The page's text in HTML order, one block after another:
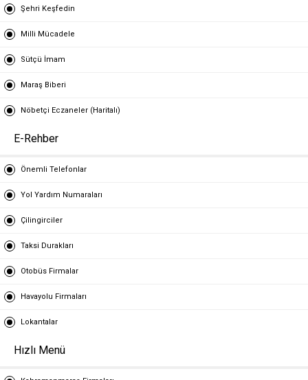
Şehri Keşfedin
Milli Mücadele
Sütçü İmam
Maraş Biberi
Nöbetçi Eczaneler (Haritalı)
E-Rehber
Önemli Telefonlar
Yol Yardım Numaraları
Çilingirciler
Taksi Durakları
Otobüs Firmalar
Havayolu Firmaları
Lokantalar
Hızlı Menü